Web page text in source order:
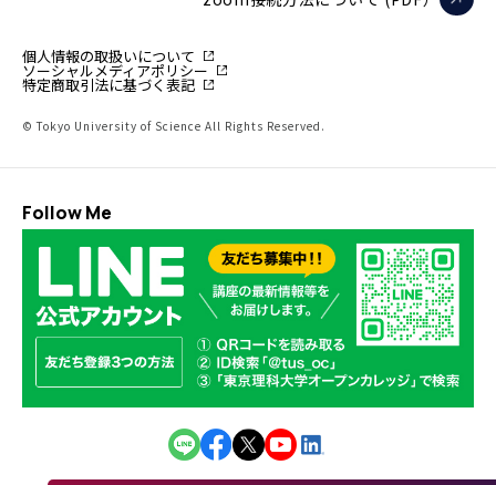
個人情報の取扱いについて
ソーシャルメディアポリシー
特定商取引法に基づく表記
© Tokyo University of Science All Rights Reserved.
Follow Me